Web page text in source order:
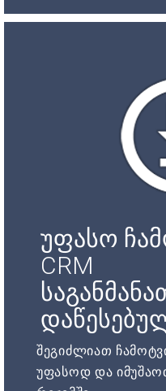
უფასო
CRM
შეგიძლიათ
უფასოდ და